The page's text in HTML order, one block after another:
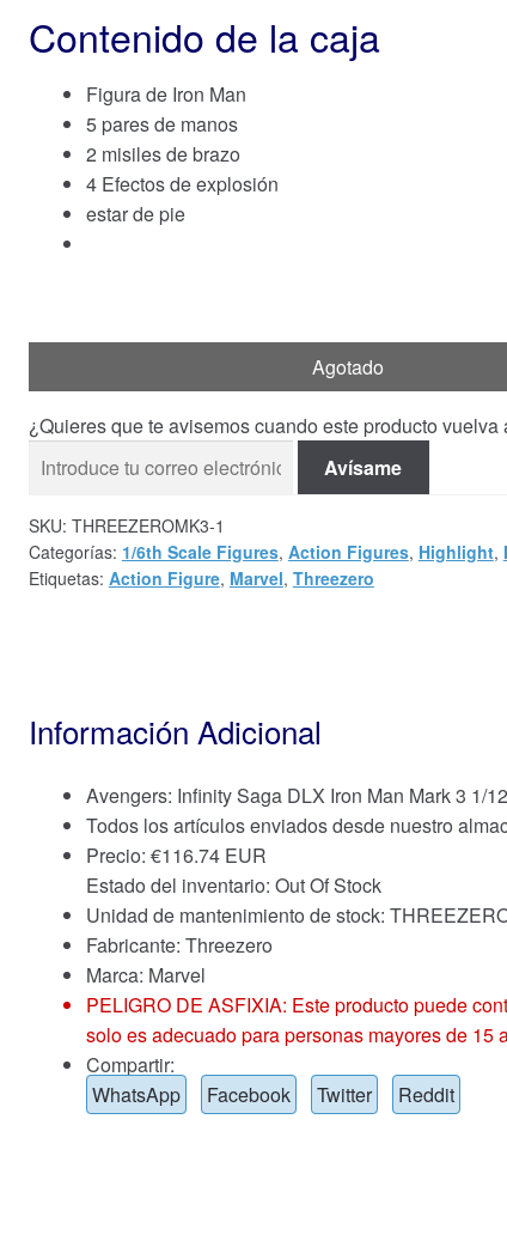
Contenido de la caja
Figura de Iron Man
5 pares de manos
2 misiles de brazo
4 Efectos de explosión
estar de pie
Agotado
¿Quieres que te avisemos cuando este producto
Avísame
SKU: THREEZEROMK3-1
Categorías: 1/6th Scale Figures, Action Figures, Highlight,
Etiquetas: Action Figure, Marvel, Threezero
Información Adicional
Avengers: Infinity Saga DLX Iron Man Mark 3 1/
Todos los artículos enviados desde nuestro
Precio: €116.74 EUR
Estado del inventario: Out Of Stock
Unidad de mantenimiento de stock:
Fabricante: Threezero
Marca: Marvel
PELIGRO DE ASFIXIA: Este producto puede
solo es adecuado para personas mayores de 15
Compartir:
WhatsApp
Facebook Twitter Reddit